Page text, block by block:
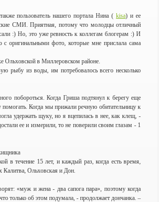
пользователь нашего портала Нина (kisa) и ее
СМИ. Приятная, потому что молодцы отличный
:) Но, это уже ревность к коллегам блогерам :) И
с оригинальными фото, которые мне прислала сама
Ольховской в Миллеровском районе.
рыбу из воды, им потребовалось всего несколько
побороться. Когда Гриша подтянул к берегу еще
Когда мы прижали речную обитательницу к
удержать щуку, но я вцепилась в нее, как клещ, -
ее и измерили, то не поверили своим глазам - 1
в течение 15 лет, и каждый раз, когда есть время,
Ольховская и Дон.
«муж и жена - два сапога пара», поэтому когда
только об этом подумала, - продолжает дончанка. –